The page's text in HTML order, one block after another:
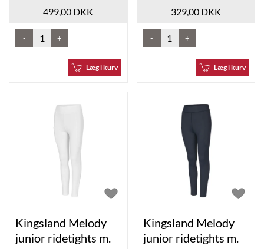
499,00 DKK
- +
Læg i kurv
329,00 DKK
- +
Læg i kurv
Kingsland Melody
junior ridetights m.
Kingsland Melody
junior ridetights m.